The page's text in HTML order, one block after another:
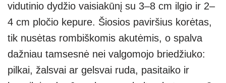
vidutinio dydžio vaisiakūnį su 3–8 cm ilgio ir 2–
4 cm pločio kepure. Šiosios paviršius korėtas,
tik nusėtas rombiškomis akutėmis, o spalva
dažniau tamsesnė nei valgomojo briedžiuko:
pilkai, žalsvai ar gelsvai ruda, pasitaiko ir